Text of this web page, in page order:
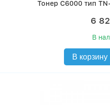
Тонер C6000 тип
6
В
В корзину